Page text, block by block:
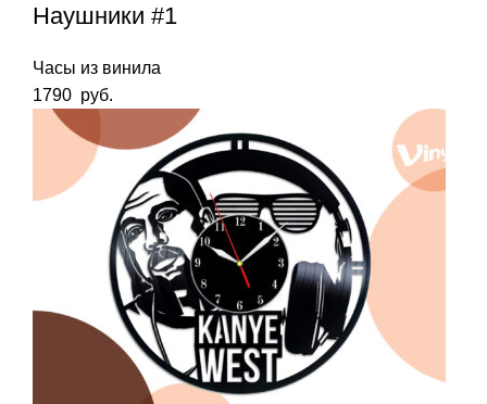
Наушники #1
Часы из винила
1790 руб.